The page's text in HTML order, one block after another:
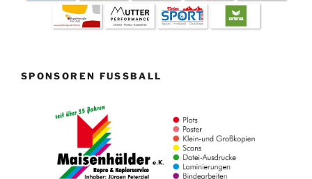
SPONSOREN FUSSBALL